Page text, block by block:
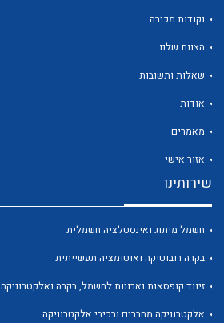
לכל מוצרי היצרןנקודות מכירה
הצוות שלנו
שאלות ותשובות
אודות
מאמרים
אזור אישי
שירותינו
חשמל מיתוג ואינסטלציה חשמלית
בקרה רובוטיקה ואוטומציה תעשייתית
זיווד קופסאות וארונות לחשמל, בקרה ואלקטרוניקה
אלקטרוניקה מחברים ורכיבי אלקטרוניקה